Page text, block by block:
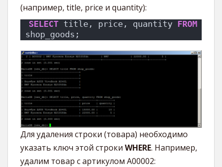
(например, title, price и quantity):
SELECT title, price, quantity FROM
shop_goods;
Для удаления строки (товара) необходимо
указать ключ этой строки WHERE. Например,
удалим товар с артикулом A00002: